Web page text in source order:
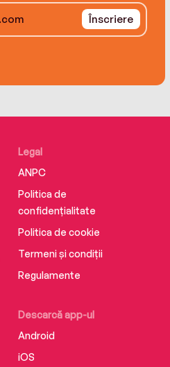
Înscriere
Descarcă app-ul
Android
iOS
Legal
ANPC
Politica de
confidențialitate
Politica de cookie
Termeni și condiții
Regulamente